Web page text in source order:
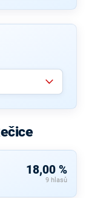
18,00 %
9 hlasů